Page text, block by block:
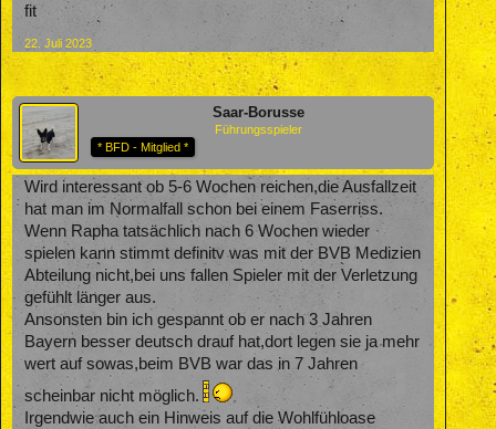
fit
22. Juli 2023
Saar-Borusse
Führungsspieler
* BFD - Mitglied *
Wird interessant ob 5-6 Wochen reichen,die Ausfallzeit
hat man im Normalfall schon bei einem Faserriss.
Wenn Rapha tatsächlich nach 6 Wochen wieder
spielen kann stimmt definitv was mit der BVB Medizien
Abteilung nicht,bei uns fallen Spieler mit der Verletzung
gefühlt länger aus.
Ansonsten bin ich gespannt ob er nach 3 Jahren
Bayern besser deutsch drauf hat,dort legen sie ja mehr
wert auf sowas,beim BVB war das in 7 Jahren
scheinbar nicht möglich.
Irgendwie auch ein Hinweis auf die Wohlfühloase